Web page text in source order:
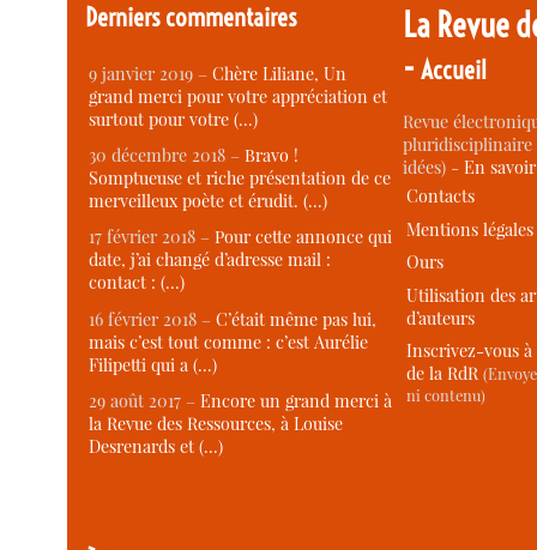
Derniers commentaires
9 janvier 2019 –Chère Liliane, Un
grand merci pour votre appréciation et
surtout pour votre (…)
30 décembre 2018 –Bravo !
Somptueuse et riche présentation de ce
merveilleux poète et érudit. (…)
17 février 2018 –Pour cette annonce qui
date, j’ai changé d’adresse mail :
contact : (…)
16 février 2018 –C’était même pas lui,
mais c’est tout comme : c’est Aurélie
Filipetti qui a (…)
29 août 2017 –Encore un grand merci à
la Revue des Ressources, à Louise
Desrenards et (…)
La Revue
-Accueil
Revue
idées) -En
Contacts
Mentions légales
Ours
Utilisation des
d’auteurs
Inscrivez-vous
de la RdR
ni contenu)